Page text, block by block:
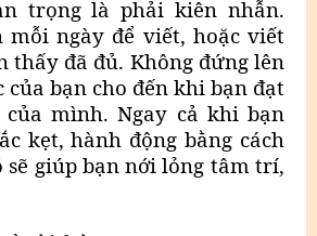
trọng là phải kiên nhẫn.
mỗi ngày để viết, hoặc viết
thấy đã đủ. Không đứng lên
bạn cho đến khi bạn đạt
mình. Ngay cả khi bạn
kẹt, hành động bằng cách
sẽ giúp bạn nới lỏng tâm trí,